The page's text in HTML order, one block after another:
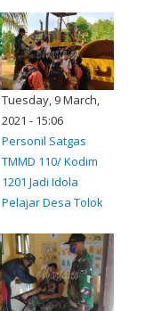
Tuesday, 9 March,
2021 - 15:06
Personil Satgas
TMMD 110/ Kodim
1201 Jadi Idola
Pelajar Desa Tolok